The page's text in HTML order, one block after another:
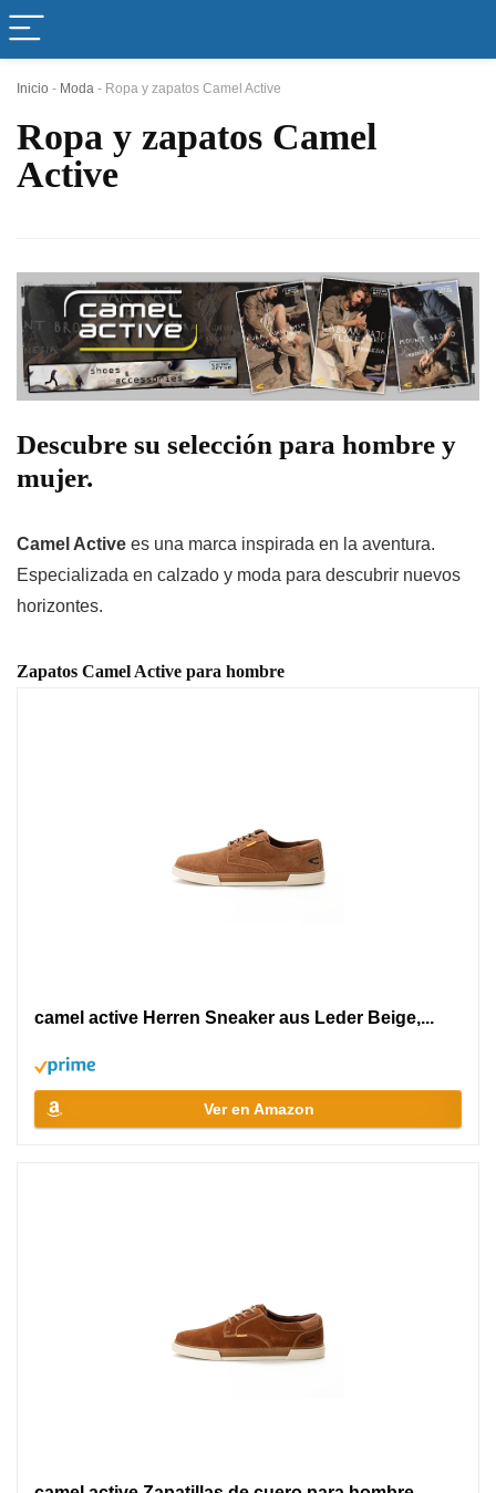
Inicio - Moda - Ropa y zapatos Camel Active
Ropa y zapatos Camel
Active
Descubre su selección para hombre y
mujer.
Camel Active es una marca inspirada en la aventura.
Especializada en calzado y moda para descubrir nuevos
horizontes.
Zapatos Camel Active para hombre
camel active Herren Sneaker aus Leder Beige,...
Ver en Amazon